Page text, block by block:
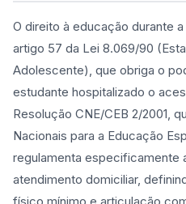
O direito à educação durante
artigo 57 da Lei 8.069/90
Adolescente), que obriga o
estudante hospitalizado o
Resolução CNE/CEB 2/2001,
Nacionais para a Educação
regulamenta especificamente
atendimento domiciliar,